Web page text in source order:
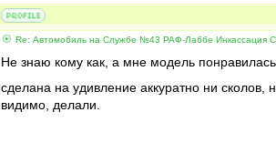
Re: Автомобиль на Службе №43 РАФ-Лаббе Инкассация
Не знаю кому как, а мне модель
сделана на удивление аккуратно ни
видимо, делали.